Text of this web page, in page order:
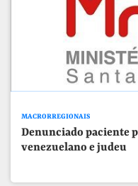
MACRORREGIONAIS
Denunciado paciente
venezuelano e judeu